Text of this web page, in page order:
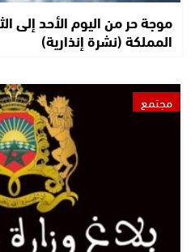
موجة حر من اليوم الأحد إلى
المملكة (نشرة إنذارية)
مجتمع